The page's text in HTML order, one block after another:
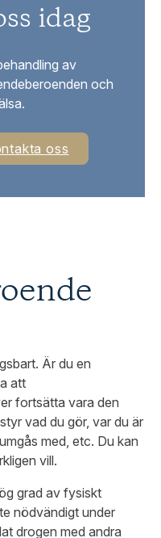
idag
av
och
oss
Är du en
att
fortsätta vara den
vad du gör, var du är
med, etc. Du kan
vill.
grad av fysiskt
nödvändigt under
drogen med andra